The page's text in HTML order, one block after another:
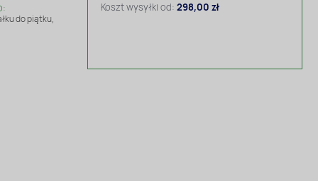
do piątku,
Koszt wysyłki od: 298,00 zł